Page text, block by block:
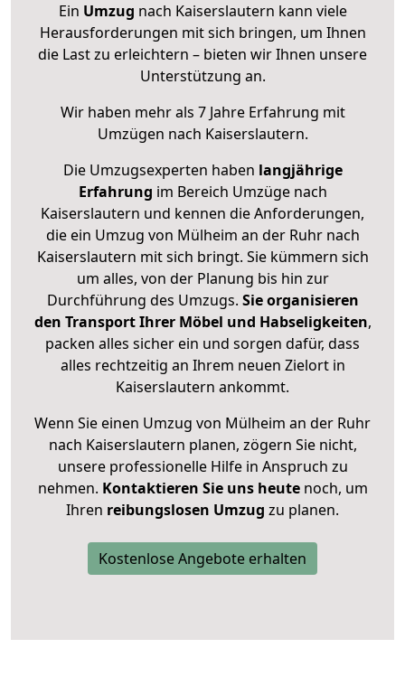
Ein Umzug nach Kaiserslautern kann viele
Herausforderungen mit sich bringen, um Ihnen
die Last zu erleichtern – bieten wir Ihnen unsere
Unterstützung an.
Wir haben mehr als 7 Jahre Erfahrung mit
Umzügen nach Kaiserslautern.
Die Umzugsexperten haben langjährige
Erfahrung im Bereich Umzüge nach
Kaiserslautern und kennen die Anforderungen,
die ein Umzug von Mülheim an der Ruhr nach
Kaiserslautern mit sich bringt. Sie kümmern sich
um alles, von der Planung bis hin zur
Durchführung des Umzugs. Sie organisieren
den Transport Ihrer Möbel und Habseligkeiten,
packen alles sicher ein und sorgen dafür, dass
alles rechtzeitig an Ihrem neuen Zielort in
Kaiserslautern ankommt.
Wenn Sie einen Umzug von Mülheim an der Ruhr
nach Kaiserslautern planen, zögern Sie nicht,
unsere professionelle Hilfe in Anspruch zu
nehmen. Kontaktieren Sie uns heutenoch, um
Ihren reibungslosen Umzug zu planen.
Kostenlose Angebote erhalten